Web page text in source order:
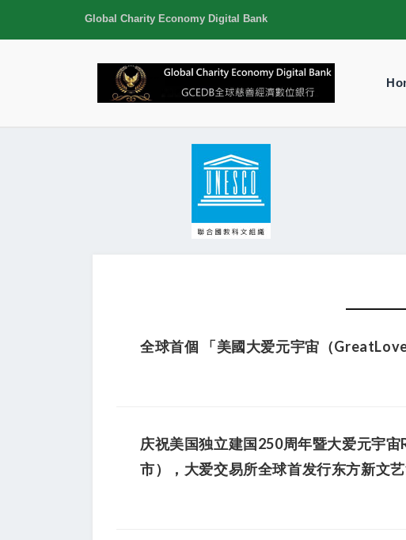
Global Charity Economy Digital Bank
全球首個 「美國大爱元宇宙（
庆祝美国独立建国250周年暨大爱元宇
市），大爱交易所全球首发行东方新文